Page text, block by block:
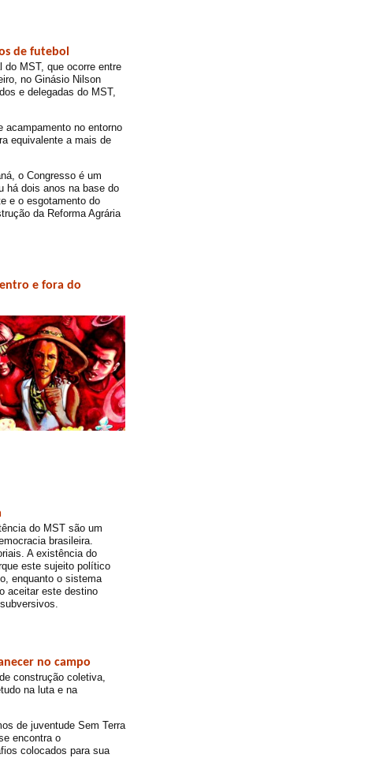
de futebol
do MST, que ocorre entre
no Ginásio Nilson
e delegadas do MST,
acampamento no entorno
equivalente a mais de
o Congresso é um
há dois anos na base do
e o esgotamento do
da Reforma Agrária
e fora do
do MST são um
brasileira.
A existência do
este sujeito político
enquanto o sistema
aceitar este destino
no campo
construção coletiva,
na luta e na
de juventude Sem Terra
encontra o
colocados para sua